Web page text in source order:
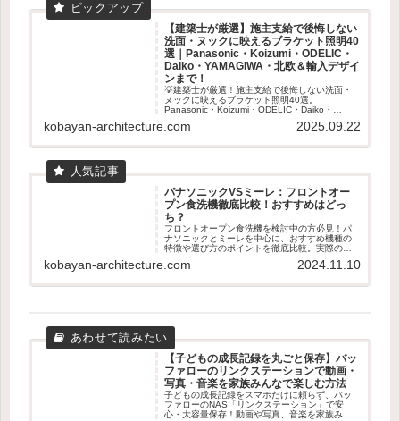
【建築士が厳選】施主支給で後悔しない
洗面・ヌックに映えるブラケット照明40
選｜Panasonic・Koizumi・ODELIC・
Daiko・YAMAGIWA・北欧＆輸入デザイ
ンまで！
💡建築士が厳選！施主支給で後悔しない洗面・
ヌックに映えるブラケット照明40選。
Panasonic・Koizumi・ODELIC・Daiko・
しない選び方とおすすめを徹底解説します✨
kobayan-architecture.com 2025.09.22
パナソニックVSミーレ：フロントオー
プン食洗機徹底比較！おすすめはどっ
ち？
フロントオープン食洗機を検討中の方必見！パ
ナソニックとミーレを中心に、おすすめ機種の
特徴や選び方のポイントを徹底比較。実際のユ
びをサポートします。容量、乾燥機能、使いや
kobayan-architecture.com 2024.11.10
【子どもの成長記録を丸ごと保存】バッ
ファローのリンクステーションで動画・
写真・音楽を家族みんなで楽しむ方法
子どもの成長記録をスマホだけに頼らず、バッ
ファローのNAS「リンクステーション」で安
心・大容量保存！動画や写真、音楽を家族みん